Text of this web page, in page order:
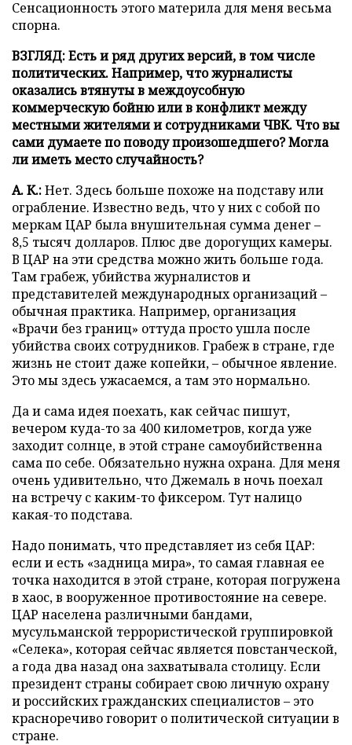
Сенсационность этого материла для меня весьма
спорна.
ВЗГЛЯД: Есть и ряд других версий, в том числе
политических. Например,что журналисты
оказались втянуты в междоусобную
коммерческую бойню или в конфликт между
местными жителями и сотрудниками ЧВК.Что вы
сами думаете по поводу произошедшего?Могла
ли иметь место случайность?
А. К.:Нет. Здесь больше похоже на подставу или
ограбление. Известно ведь, что у них с собой по
меркам ЦАР была внушительная сумма денег –
8,5 тысяч долларов. Плюс две дорогущих камеры.
В ЦАР на эти средства можно жить больше года.
Там грабеж, убийства журналистов и
представителей международных организаций –
обычная практика. Например, организация
«Врачи без границ» оттуда просто ушла после
убийства своих сотрудников. Грабеж в стране, где
жизнь не стоит даже копейки, – обычное явление.
Это мы здесь ужасаемся, а там это нормально.
Да и сама идея поехать, как сейчас пишут,
вечером куда-то за 400 километров, когда уже
заходит солнце, в этой стране самоубийственна
сама по себе. Обязательно нужна охрана. Для меня
очень удивительно, что Джемаль в ночь поехал
на встречу с каким-то фиксером. Тут налицо
какая-то подстава.
Надо понимать, что представляет из себя ЦАР:
если и есть «задница мира», то самая главная ее
точка находится в этой стране, которая погружена
в хаос, в вооруженное противостояние на севере.
ЦАР населена различными бандами,
мусульманской террористической группировкой
«Селека», которая сейчас является повстанческой,
а года два назад она захватывала столицу. Если
президент страны собирает свою личную охрану
и российских гражданских специалистов – это
красноречиво говорит о политической ситуации в
стране.